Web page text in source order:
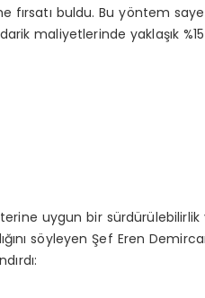
fırsatı buldu. Bu yöntem
maliyetlerinde yaklaşık
uygun bir sürdürülebilirlik
söyleyen Şef Eren